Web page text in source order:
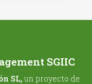
SGIIC
SL, un proyecto de